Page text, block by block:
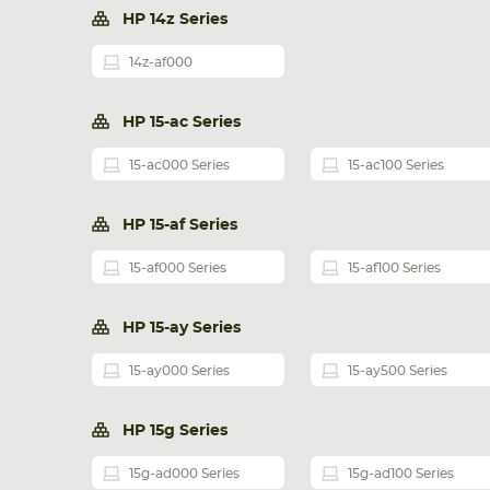
НОУТБУКА
HP 14z Series
14z-af000
HP 15-ac Series
15-ac000 Series 15-ac100 Series
HP 15-af Series
15-af000 Series 15-af100 Series
HP 15-ay Series
15-ay000 Series 15-ay500 Series
HP 15g Series
15g-ad000 Series 15g-ad100 Series